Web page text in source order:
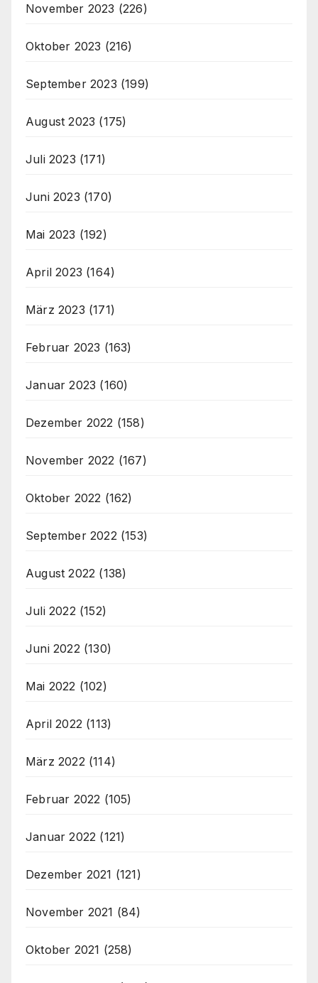
November 2023 (226)
Oktober 2023 (216)
September 2023 (199)
August 2023 (175)
Juli 2023 (171)
Juni 2023 (170)
Mai 2023 (192)
April 2023 (164)
März 2023 (171)
Februar 2023 (163)
Januar 2023 (160)
Dezember 2022 (158)
November 2022 (167)
Oktober 2022 (162)
September 2022 (153)
August 2022 (138)
Juli 2022 (152)
Juni 2022 (130)
Mai 2022 (102)
April 2022 (113)
März 2022 (114)
Februar 2022 (105)
Januar 2022 (121)
Dezember 2021 (121)
November 2021 (84)
Oktober 2021 (258)